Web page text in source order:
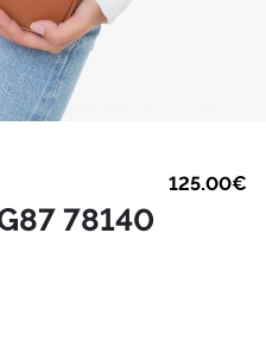
125.00€
78140